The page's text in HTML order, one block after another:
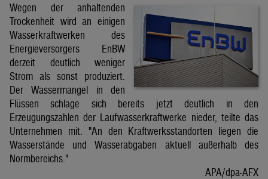
Wegen der anhaltenden
Trockenheit wird an einigen
Wasserkraftwerken des
Energieversorgers EnBW
derzeit deutlich weniger
Strom als sonst produziert.
Der Wassermangel in den
Flüssen schlage sich bereits jetzt deutlich in den
Erzeugungszahlen der Laufwasserkraftwerke nieder, teilte das
Unternehmen mit. "An den Kraftwerksstandorten liegen die
Wasserstände und Wasserabgaben aktuell außerhalb des
Normbereichs."
APA/dpa-AFX